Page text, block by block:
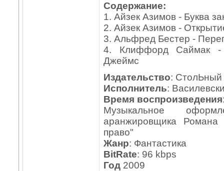
Содержание:
1. Айзек Азимов - Буква
2. Айзек Азимов -
3. Альфред Бестер -
4. Клиффорд Саймак -
Джеймс
Издательство: СтолЬный
Исполнитель:
Время воспроизведения
Музыкальное
аранжировщика
право"
Жанр: Фантастика
BitRate: 96 kbps
Год 2009